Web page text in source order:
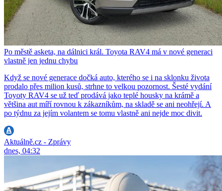
Po městě asketa, na dálnici král. Toyota RAV4 má v nové generaci
vlastně jen jednu chybu
Když se nové generace dočká auto, kterého se i na sklonku života
prodalo přes milion kusů, strhne to velkou pozornost. Šesté vydání
Toyoty RAV4 se už teď prodává jako teplé housky na krámě a
většina aut míří rovnou k zákazníkům, na skladě se ani neohřejí. A
po týdnu za jejím volantem se tomu vlastně ani nejde moc divit.
Aktuálně.cz - Zprávy
dnes, 04:32